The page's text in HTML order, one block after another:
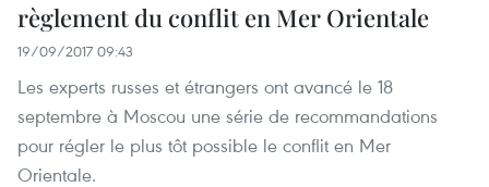
règlement du conflit en Mer Orientale
19/09/2017 09:43
Les experts russes et étrangers ont avancé le 18
septembre à Moscou une série de recommandations
pour régler le plus tôt possible le conflit en Mer
Orientale.